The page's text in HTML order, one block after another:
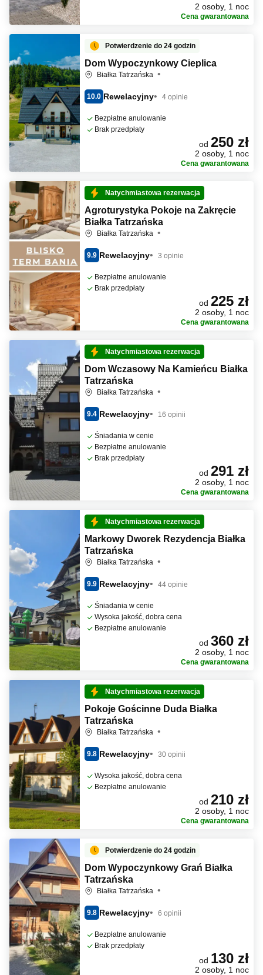
2 osoby, 1 noc
Cena gwarantowana
Potwierdzenie do 24 godzin
Dom Wypoczynkowy Cieplica
Białka Tatrzańska
10.0 Rewelacyjny 4 opinie
Bezpłatne anulowanie
Brak przedpłaty
od 250 zł
2 osoby, 1 noc
Cena gwarantowana
Natychmiastowa rezerwacja
Agroturystyka Pokoje na Zakręcie
Białka Tatrzańska
Białka Tatrzańska
9.9 Rewelacyjny 3 opinie
Bezpłatne anulowanie
Brak przedpłaty
od 225 zł
2 osoby, 1 noc
Cena gwarantowana
Natychmiastowa rezerwacja
Dom Wczasowy Na Kamieńcu Białka
Tatrzańska
Białka Tatrzańska
9.4 Rewelacyjny 16 opinii
Śniadania w cenie
Bezpłatne anulowanie
Brak przedpłaty
od 291 zł
2 osoby, 1 noc
Cena gwarantowana
Natychmiastowa rezerwacja
Markowy Dworek Rezydencja Białka
Tatrzańska
Białka Tatrzańska
9.9 Rewelacyjny 44 opinie
Śniadania w cenie
Wysoka jakość, dobra cena
Bezpłatne anulowanie
od 360 zł
2 osoby, 1 noc
Cena gwarantowana
Natychmiastowa rezerwacja
Pokoje Gościnne Duda Białka
Tatrzańska
Białka Tatrzańska
9.8 Rewelacyjny 30 opinii
Wysoka jakość, dobra cena
Bezpłatne anulowanie
od 210 zł
2 osoby, 1 noc
Cena gwarantowana
Potwierdzenie do 24 godzin
Dom Wypoczynkowy Grań Białka
Tatrzańska
Białka Tatrzańska
9.8 Rewelacyjny 6 opinii
Bezpłatne anulowanie
Brak przedpłaty
od 130 zł
2 osoby, 1 noc